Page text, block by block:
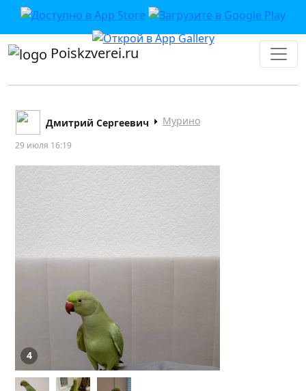
Poiskzverei.ru
Дмитрий Сергеевич Мурино
29 июля 16:19
4